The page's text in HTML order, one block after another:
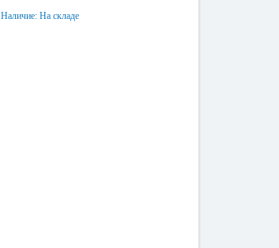
Купить
Наличие: На складе